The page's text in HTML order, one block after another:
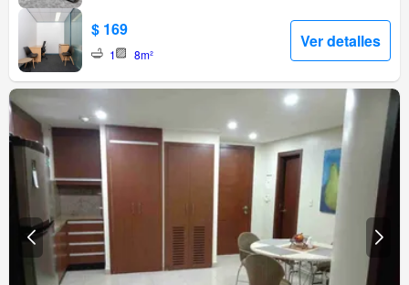
$ 169
1 8m²
Ver detalles